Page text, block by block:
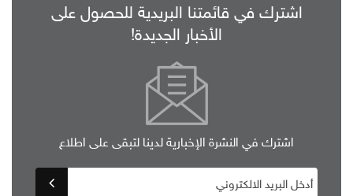
اشترك في قائمتنا البريدية للحصول على
الأخبار الجديدة!
اشترك في النشرة الإخبارية لدينا لتبقى على اطلاع